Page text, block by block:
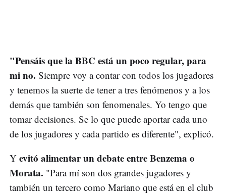
"Pensáis que la BBC está un poco regular, para
mi no. Siempre voy a contar con todos los jugadores
y tenemos la suerte de tener a tres fenómenos y a los
demás que también son fenomenales. Yo tengo que
tomar decisiones. Se lo que puede aportar cada uno
de los jugadores y cada partido es diferente", explicó.
Y evitó alimentar un debate entre Benzema o
Morata. "Para mí son dos grandes jugadores y
también un tercero como Mariano que está en el club